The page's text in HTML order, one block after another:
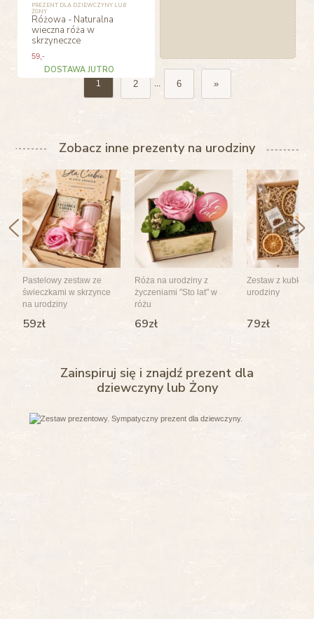
PREZENT DLA DZIEWCZYNY LUB
ŻONY
Różowa - Naturalna
wieczna róża w
skrzyneczce
59,-
DOSTAWA JUTRO
1 2 ... 6 »
Zobacz inne prezenty na urodziny
Pastelowy zestaw ze
świeczkami w skrzynce
na urodziny
59zł
Róża na urodziny z
życzeniami "Sto lat" w
różu
69zł
Zestaw z
urodziny
79zł
Zainspiruj się i znajdź prezent dla
dziewczyny lub Żony